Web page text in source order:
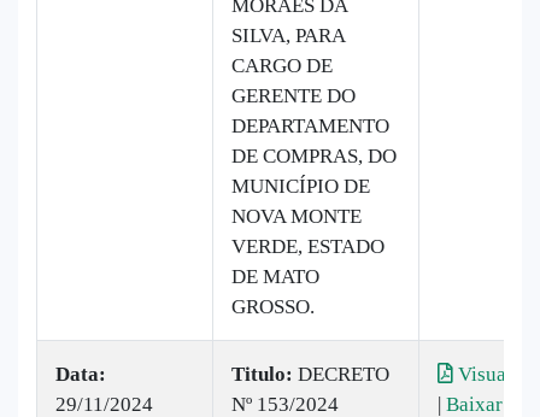
MORAES DA
SILVA, PARA
CARGO DE
GERENTE DO
DEPARTAMENTO
DE COMPRAS, DO
MUNICÍPIO DE
NOVA MONTE
VERDE, ESTADO
DE MATO
GROSSO.
Data:
29/11/2024
Titulo: DECRETO
Nº 153/2024
| Baixar